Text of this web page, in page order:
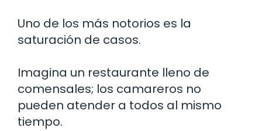
Uno de los más notorios es la
saturación de casos.
Imagina un restaurante lleno de
comensales; los camareros no
pueden atender a todos al mismo
tiempo.